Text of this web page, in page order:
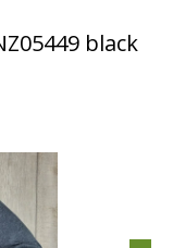
black